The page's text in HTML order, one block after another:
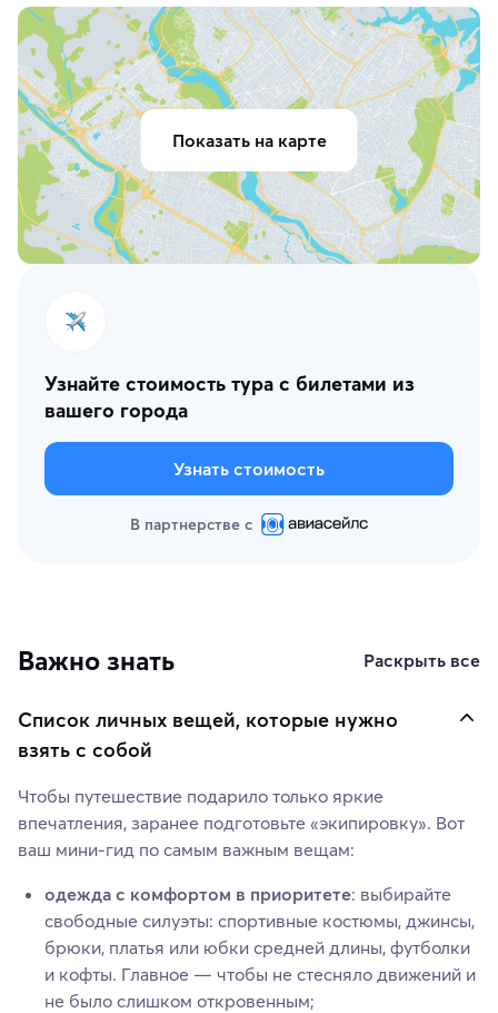
Показать на карте
Узнайте стоимость тура с билетами из
вашего города
Узнать стоимость
В партнерстве с
Важно знать Раскрыть все
Список личных вещей, которые нужно
взять с собой
Чтобы путешествие подарило только яркие
впечатления, заранее подготовьте «экипировку». Вот
ваш мини‑гид по самым важным вещам:
одежда с комфортом в приоритете: выбирайте
свободные силуэты: спортивные костюмы, джинсы,
брюки, платья или юбки средней длины, футболки
и кофты. Главное — чтобы не стесняло движений и
не было слишком откровенным;